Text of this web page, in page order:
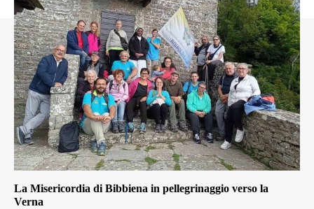
La Misericordia di Bibbiena in pellegrinaggio verso la
Verna